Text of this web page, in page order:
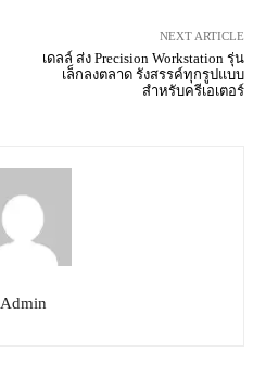
NEXT ARTICLE
เดลล์ ส่ง Precision Workstation รุ่น
เล็กลงตลาด รังสรรค์ทุกรูปแบบ
สำหรับครีเอเตอร์
Admin